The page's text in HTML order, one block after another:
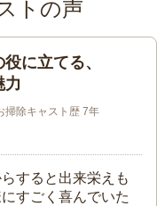
トの声
に立てる、
力
掃除キャスト歴 7年
すると出来栄えも
すごく喜んでいた